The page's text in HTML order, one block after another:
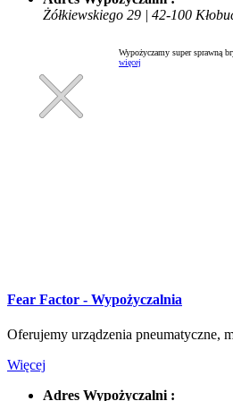
Żółkiewskiego 29 | 42-100
Wypożyczamy super sprawną
więcej
Fear Factor - Wypożyczalnia
Oferujemy urządzenia pneumatyczne,
Więcej
Adres Wypożyczalni :